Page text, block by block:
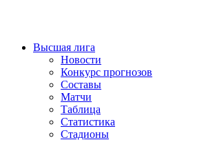
Высшая лига
Новости
Конкурс прогнозов
Составы
Матчи
Таблица
Статистика
Стадионы